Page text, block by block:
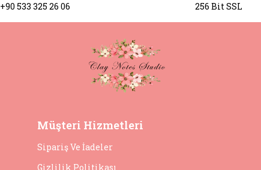
+90 533 325 26 06
256 Bit SSL
Müşteri Hizmetleri
Sipariş Ve İadeler
Gizlilik Politikası